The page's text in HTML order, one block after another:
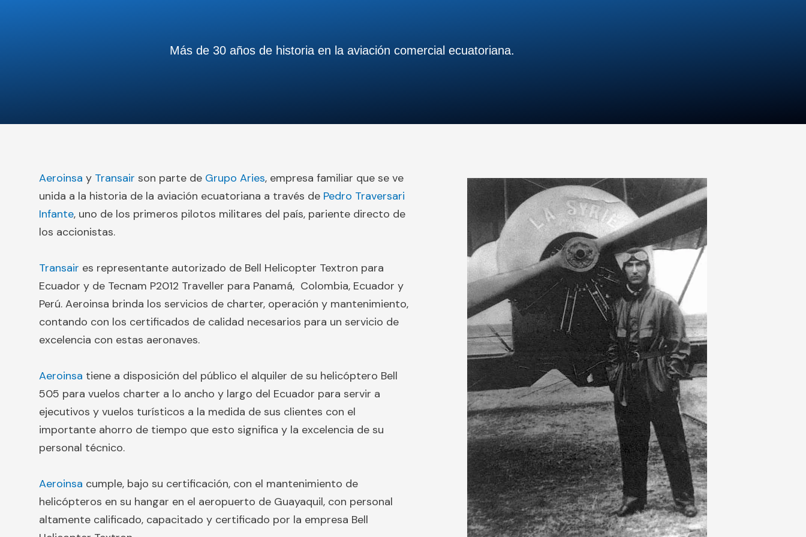
Más de 30 años de historia en la aviación comercial ecuatoriana.
Aeroinsa y Transair son parte de Grupo Aries, empresa familiar que se ve
unida a la historia de la aviación ecuatoriana a través de Pedro Traversari
Infante, uno de los primeros pilotos militares del país, pariente directo de
los accionistas.
Transair es representante autorizado de Bell Helicopter Textron para
Ecuador y de Tecnam P2012 Traveller para Panamá, Colombia, Ecuador y
Perú. Aeroinsa brinda los servicios de charter, operación y mantenimiento,
contando con los certificados de calidad necesarios para un servicio de
excelencia con estas aeronaves.
Aeroinsa tiene a disposición del público el alquiler de su helicóptero Bell
505 para vuelos charter a lo ancho y largo del Ecuador para servir a
ejecutivos y vuelos turísticos a la medida de sus clientes con el
importante ahorro de tiempo que esto significa y la excelencia de su
personal técnico.
Aeroinsa cumple, bajo su certificación, con el mantenimiento de
helicópteros en su hangar en el aeropuerto de Guayaquil, con personal
altamente calificado, capacitado y certificado por la empresa Bell